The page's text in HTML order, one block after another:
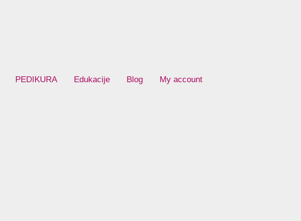
PEDIKURA Edukacije Blog My account